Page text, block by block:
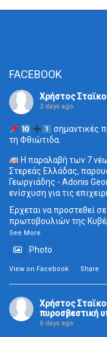
FACEBOOK
Χρήστος
2 days ago
σημαντικές
τη Φθιώτιδα.
Η παραλαβή των 7
Στερεάς Ελλάδας,
Γεωργιάδης - Adonis
ενίσχυση για τις
Έρχεται να προστεθεί
πρωτοβουλιών της
See More
Photo
View on Facebook · Share
Χρήστος
πυροσβεστική
6 days ago